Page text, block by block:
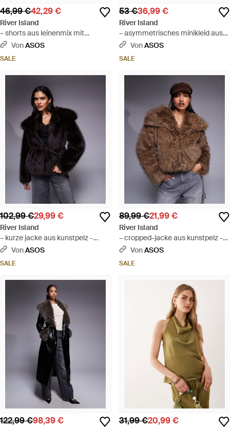
46,99 €42,29 €
River Island
– shorts aus leinenmix mit
bogenkante, kombiteil - Pink
VonASOS
SALE
53 €36,99 €
River Island
– asymmetrisches minikleid aus
netzstoff - Rot
VonASOS
SALE
102,99 €29,99 €
River Island
– kurze jacke aus kunstpelz -
Schwarz
VonASOS
SALE
89,99 €21,99 €
River Island
– cropped-jacke aus kunstpelz -
Braun
VonASOS
SALE
122,99 €98,39 € 31,99 €20,99 €